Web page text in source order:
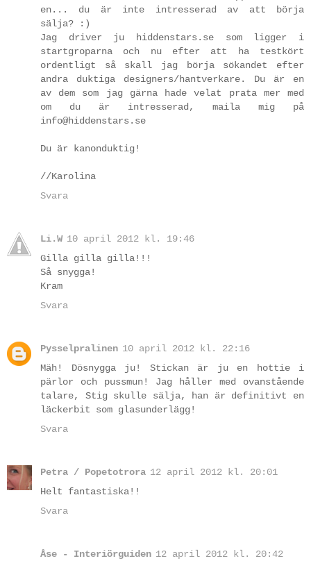
en... du är inte intresserad av att börja
sälja? :)
Jag driver ju hiddenstars.se som ligger i
startgroparna och nu efter att ha testkört
ordentligt så skall jag börja sökandet efter
andra duktiga designers/hantverkare. Du är en
av dem som jag gärna hade velat prata mer med
om du är intresserad, maila mig på
info@hiddenstars.se
Du är kanonduktig!
//Karolina
Svara
Li.W 10 april 2012 kl. 19:46
Gilla gilla gilla!!!
Så snygga!
Kram
Svara
Pysselpralinen 10 april 2012 kl. 22:16
Mäh! Dösnygga ju! Stickan är ju en hottie i
pärlor och pussmun! Jag håller med ovanstående
talare, Stig skulle sälja, han är definitivt en
läckerbit som glasunderlägg!
Svara
Petra / Popetotrora 12 april 2012 kl. 20:01
Helt fantastiska!!
Svara
Åse - Interiörguiden 12 april 2012 kl. 20:42